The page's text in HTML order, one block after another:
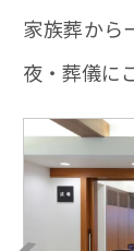
家族葬から
夜・葬儀に